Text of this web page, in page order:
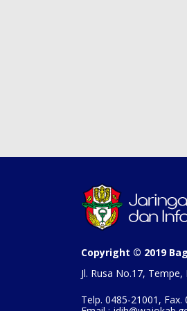
Copyright © 2019
Jl. Rusa No.17,
Telp. 0485-21001, Fax.